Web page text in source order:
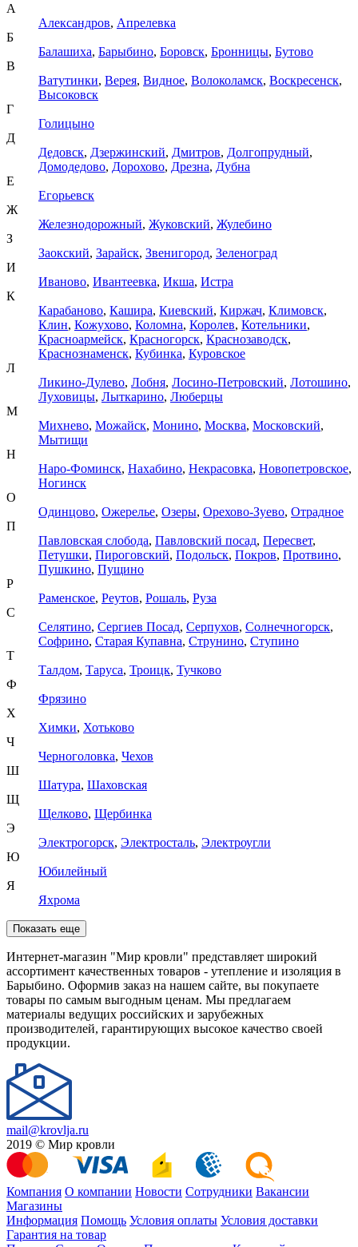
А
Александров, Апрелевка
Б
Балашиха, Барыбино, Боровск, Бронницы, Бутово
В
Ватутинки, Верея, Видное, Волоколамск, Воскресенск,
Высоковск
Г
Голицыно
Д
Дедовск, Дзержинский, Дмитров, Долгопрудный,
Домодедово, Дорохово, Дрезна, Дубна
Е
Егорьевск
Ж
Железнодорожный, Жуковский, Жулебино
З
Заокский, Зарайск, Звенигород, Зеленоград
И
Иваново, Ивантеевка, Икша, Истра
К
Карабаново, Кашира, Киевский, Киржач, Климовск,
Клин, Кожухово, Коломна, Королев, Котельники,
Красноармейск, Красногорск, Краснозаводск,
Краснознаменск, Кубинка, Куровское
Л
Ликино-Дулево, Лобня, Лосино-Петровский, Лотошино,
Луховицы, Лыткарино, Люберцы
М
Михнево, Можайск, Монино, Москва, Московский,
Мытищи
Н
Наро-Фоминск, Нахабино, Некрасовка, Новопетровское,
Ногинск
О
Одинцово, Ожерелье, Озеры, Орехово-Зуево, Отрадное
П
Павловская слобода, Павловский посад, Пересвет,
Петушки, Пироговский, Подольск, Покров, Протвино,
Пушкино, Пущино
Р
Раменское, Реутов, Рошаль, Руза
С
Селятино, Сергиев Посад, Серпухов, Солнечногорск,
Софрино, Старая Купавна, Струнино, Ступино
Т
Талдом, Таруса, Троицк, Тучково
Ф
Фрязино
Х
Химки, Хотьково
Ч
Черноголовка, Чехов
Ш
Шатура, Шаховская
Щ
Щелково, Щербинка
Э
Электрогорск, Электросталь, Электроугли
Ю
Юбилейный
Я
Яхрома
Показать еще
Интернет-магазин "Мир кровли" представляет широкий
ассортимент качественных товаров - утепление и изоляция в
Барыбино. Оформив заказ на нашем сайте, вы покупаете
товары по самым выгодным ценам. Мы предлагаем
материалы ведущих российских и зарубежных
производителей, гарантирующих высокое качество своей
продукции.
mail@krovlja.ru
2019 © Мир кровли
Компания О компании Новости Сотрудники Вакансии
Магазины
Информация Помощь Условия оплаты Условия доставки
Гарантия на товар